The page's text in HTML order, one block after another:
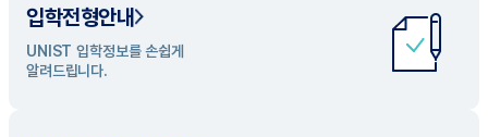
UNIST 학과 소개
UNIST의 개성있는 학과들을
탐색해 보세요
입학전형안내
UNIST 입학정보를 손쉽게
알려드립니다.